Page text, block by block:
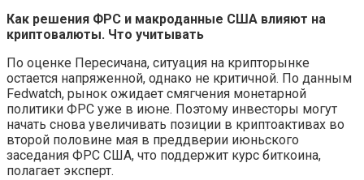
Как решения ФРС и макроданные США влияют на
криптовалюты. Что учитывать
По оценке Пересичана, ситуация на крипторынке
остается напряженной, однако не критичной. По данным
Fedwatch, рынок ожидает смягчения монетарной
политики ФРС уже в июне. Поэтому инвесторы могут
начать снова увеличивать позиции в криптоактивах во
второй половине мая в преддверии июньского
заседания ФРС США, что поддержит курс биткоина,
полагает эксперт.